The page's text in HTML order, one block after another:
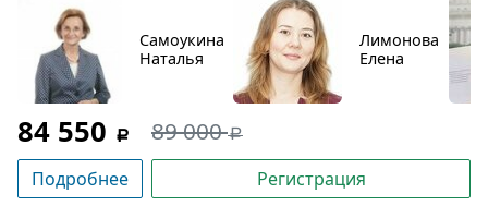
Самоукина
Наталья
Лимонова
Елена
84 550 89 000
Подробнее Регистрация